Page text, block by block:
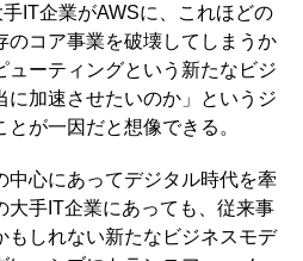
IT企業がAWSに、これほどの
のコア事業を破壊してしまうか
ューティングという新たなビジ
に加速させたいのか」というジ
が一因だと想像できる。
心にあってデジタル時代を牽
大手IT企業にあっても、従来事
もしれない新たなビジネスモデ